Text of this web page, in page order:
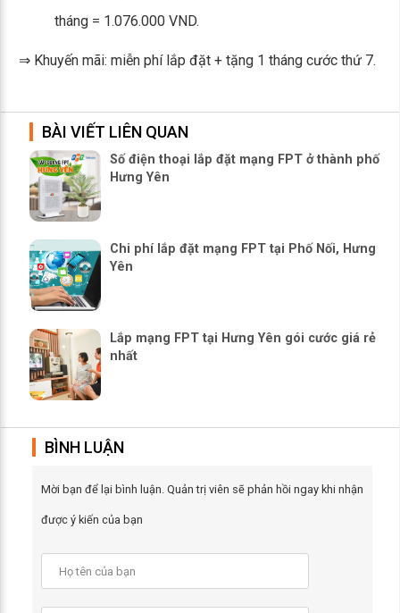
tháng = 1.076.000 VND.
⇒ Khuyến mãi: miễn phí lắp đặt + tặng 1 tháng cước thứ 7.
BÀI VIẾT LIÊN QUAN
Số điện thoại lắp đặt mạng FPT ở thành phố
Hưng Yên
Chi phí lắp đặt mạng FPT tại Phố Nối, Hưng
Yên
Lắp mạng FPT tại Hưng Yên gói cước giá rẻ
nhất
BÌNH LUẬN
Mời bạn để lại bình luận. Quản trị viên sẽ phản hồi ngay khi nhận
được ý kiến của bạn